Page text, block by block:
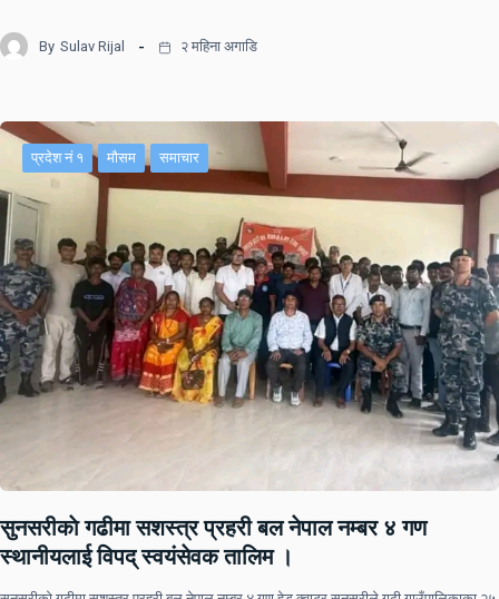
By Sulav Rijal २ महिना अगाडि
प्रदेश नं १ मौसम समाचार
सुनसरीकाे गढीमा सशस्त्र प्रहरी बल नेपाल नम्बर ४ गण
स्थानीयलाई विपद् स्वयंसेवक तालिम ।